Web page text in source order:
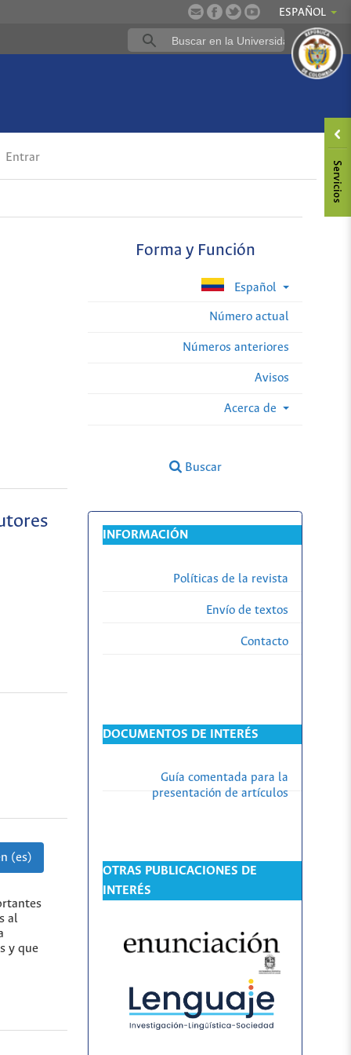
ESPAÑOL
Entrar
Forma y Función
Español
Número actual
Números anteriores
Avisos
Acerca de
Buscar
(es)
al
y que
INFORMACIÓN
Políticas de la revista
Envío de textos
Contacto
DOCUMENTOS DE INTERÉS
Guía comentada para la
presentación de artículos
OTRAS PUBLICACIONES DE
INTERÉS